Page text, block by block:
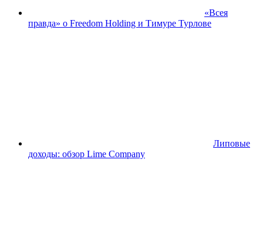
«Всея
правда» о Freedom Holding и Тимуре Турлове
Липовые
доходы: обзор Lime Company